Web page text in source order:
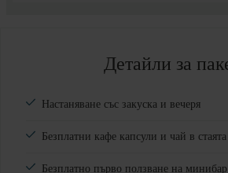
Детайли за
Настаняване със закуска и вечеря
Безплатни кафе капсули и чай в стаята
Безплатно първо ползване на